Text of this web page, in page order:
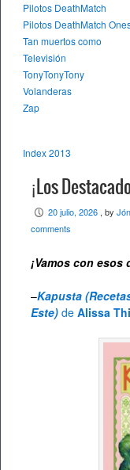
Pilotos DeathMatch
Pilotos DeathMatch
Tan muertos como
Televisión
TonyTonyTony
Volanderas
Zap
Index 2013
¡Los
P 20 julio, 2026 , by
comments
¡Vamos con esos
–Kapusta
Este) de Alissa